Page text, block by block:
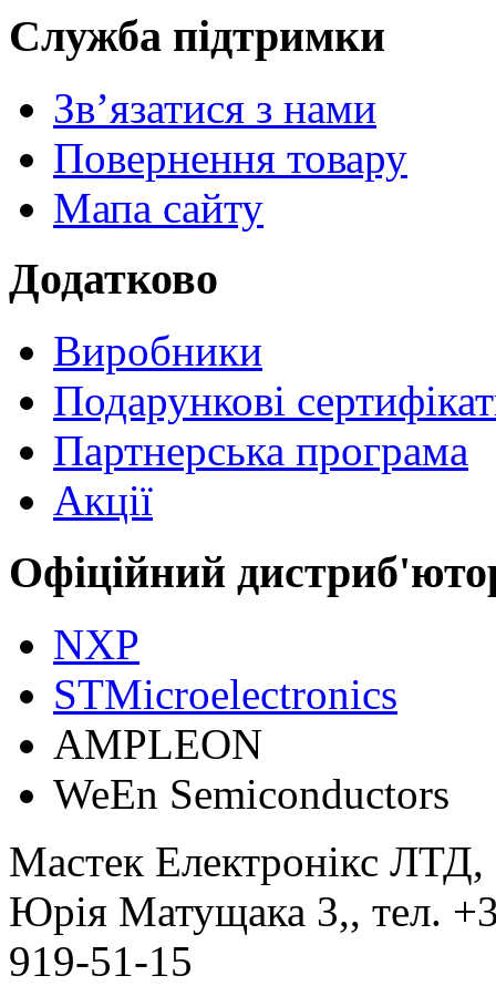
Служба підтримки
Зв’язатися з нами
Повернення товару
Мапа сайту
Додатково
Виробники
Подарункові
Партнерська програма
Акції
Офіційний
NXP
STMicroelectronics
АMPLEON
WeEn Semiconductors
Мастек Електронікс ЛТД,
Юрія Матущака 3,, тел.
919-51-15